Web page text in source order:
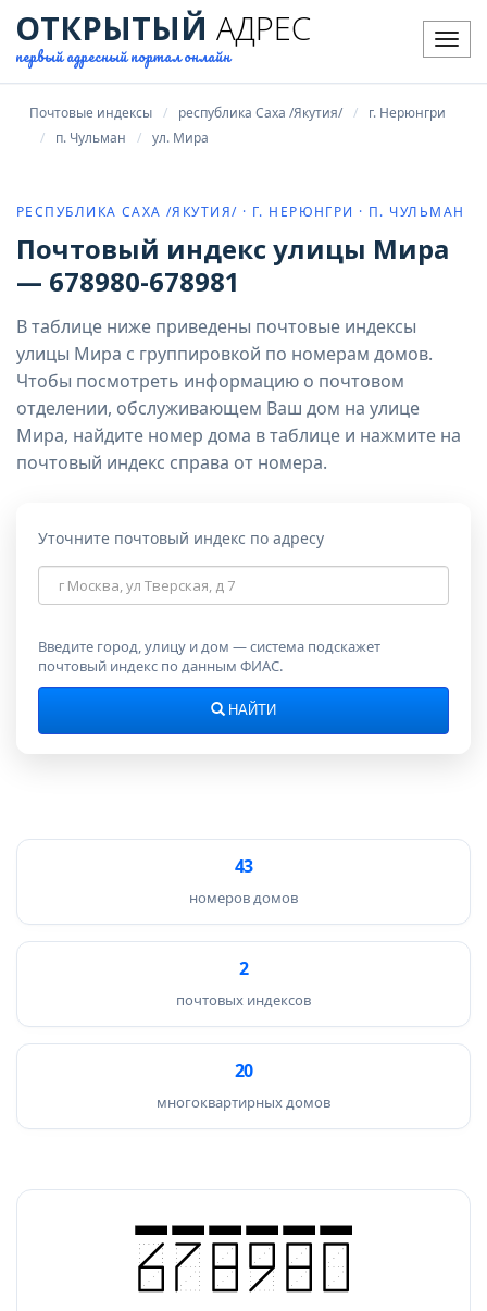
ОТКРЫТЫЙ АДРЕС
первый адресный портал онлайн
Почтовые индексы республика Саха /Якутия/
г. Нерюнгри
п. Чульман
ул. Мира
РЕСПУБЛИКА САХА /ЯКУТИЯ/ · Г. НЕРЮНГРИ · П. ЧУЛЬМАН
Почтовый индекс улицы Мира
— 678980-678981
В таблице ниже приведены почтовые индексы
улицы Мира с группировкой по номерам домов.
Чтобы посмотреть информацию о почтовом
отделении, обслуживающем Ваш дом на улице
Мира, найдите номер дома в таблице и нажмите на
почтовый индекс справа от номера.
Уточните почтовый индекс по адресу
Адрес
для
индекса
Введите город, улицу и дом — система подскажет
почтовый индекс по данным ФИАС.
НАЙТИ
43
номеров домов
2
почтовых индексов
20
многоквартирных домов